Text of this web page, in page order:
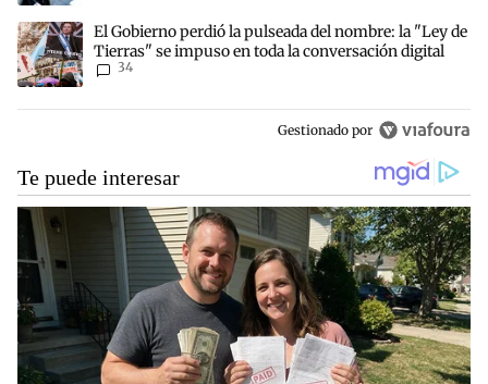
Un artículo de tendencia con el título "El Gobierno perdió la
El Gobierno perdió la pulseada del nombre: la "Ley de
Tierras" se impuso en toda la conversación digital
34
Gestionado por